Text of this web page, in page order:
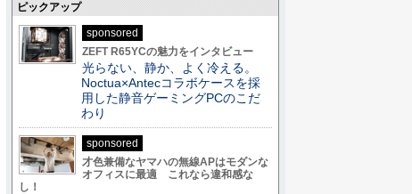
ピックアップ
sponsored
ZEFT R65YCの魅力をインタビュー
光らない、静か、よく冷える。
Noctua×Antecコラボケースを採
用した静音ゲーミングPCのこだ
わり
sponsored
才色兼備なヤマハの無線APはモダンな
オフィスに最適 これなら違和感な
し！